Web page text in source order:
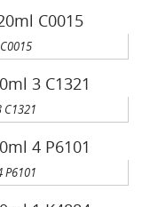
P6101